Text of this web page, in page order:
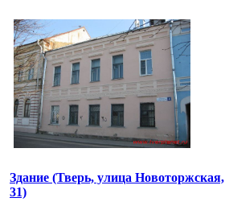
Здание (Тверь, улица Новоторжская,
31)